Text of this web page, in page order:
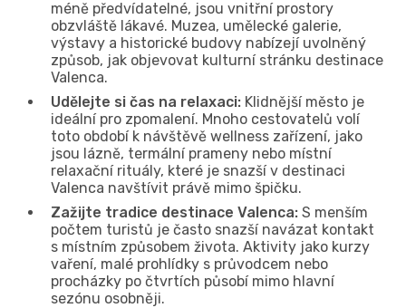
méně předvídatelné, jsou vnitřní prostory
obzvláště lákavé. Muzea, umělecké galerie,
výstavy a historické budovy nabízejí uvolněný
způsob, jak objevovat kulturní stránku destinace
Valenca.
Udělejte si čas na relaxaci: Klidnější město je
ideální pro zpomalení. Mnoho cestovatelů volí
toto období k návštěvě wellness zařízení, jako
jsou lázně, termální prameny nebo místní
relaxační rituály, které je snazší v destinaci
Valenca navštívit právě mimo špičku.
Zažijte tradice destinace Valenca: S menším
počtem turistů je často snazší navázat kontakt
s místním způsobem života. Aktivity jako kurzy
vaření, malé prohlídky s průvodcem nebo
procházky po čtvrtích působí mimo hlavní
sezónu osobněji.